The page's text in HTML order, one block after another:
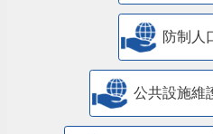
防制人
公共設施維